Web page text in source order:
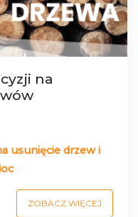
na
usunięcie drzew i
ZOBACZ WIĘCEJ